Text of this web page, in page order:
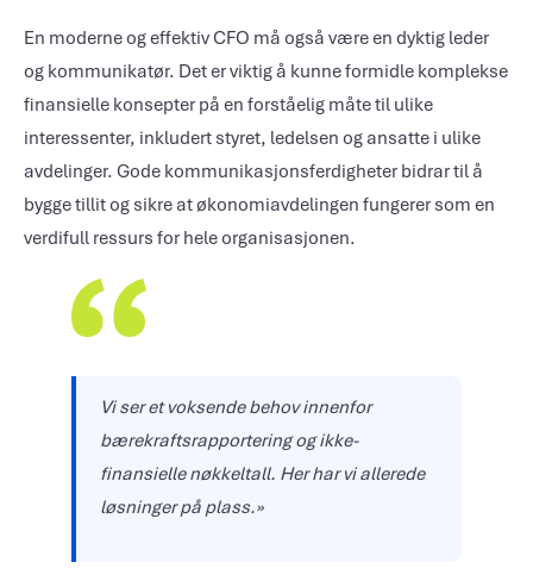
En moderne og effektiv CFO må også være en dyktig leder
og kommunikatør. Det er viktig å kunne formidle komplekse
finansielle konsepter på en forståelig måte til ulike
interessenter, inkludert styret, ledelsen og ansatte i ulike
avdelinger. Gode kommunikasjonsferdigheter bidrar til å
bygge tillit og sikre at økonomiavdelingen fungerer som en
verdifull ressurs for hele organisasjonen.
Vi ser et voksende behov innenfor
bærekraftsrapportering og ikke-
finansielle nøkkeltall. Her har vi allerede
løsninger på plass.»